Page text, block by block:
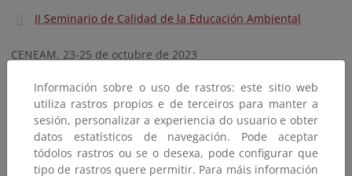
II Seminario de Calidad de la Educación Ambiental
CENEAM, 23-25 de octubre de 2023
III Seminario de Calidad de la Educación Ambiental
CEACV, Sagunto (Valencia), 21-23 de octubre de 2024
IV Seminario de Calidad de la Educación Ambiental
Información sobre o uso de rastros: este sitio web
utiliza rastros propios e de terceiros para manter a
sesión, personalizar a experiencia do usuario e obter
datos estatísticos de navegación. Pode aceptar
tódolos rastros ou se o desexa, pode configurar que
tipo de rastros quere permitir. Para máis información